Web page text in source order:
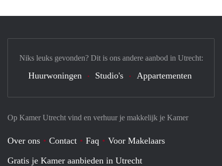
Op Kamer Utrecht vind en verhuur je makkelijk je Kamer
Over ons Contact Faq
Voor Makelaars
Gratis je Kamer aanbieden in Utrecht
Niks leuks gevonden? Dit is ons andere aanbod in Utrecht:
Huurwoningen Studio's Appartementen